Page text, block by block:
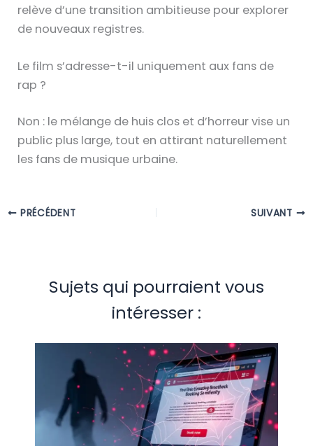
relève d’une transition ambitieuse pour explorer
de nouveaux registres.
Le film s’adresse-t-il uniquement aux fans de
rap ?
Non : le mélange de huis clos et d’horreur vise un
public plus large, tout en attirant naturellement
les fans de musique urbaine.
PRÉCÉDENT SUIVANT
Sujets qui pourraient vous
intéresser :